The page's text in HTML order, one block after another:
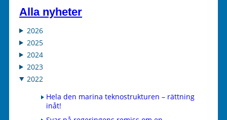
Alla nyheter
2026
2025
2024
2023
2022
Hela den marina teknostrukturen – rättning
inåt!